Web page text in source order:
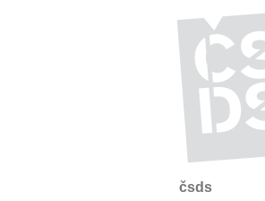
čsds